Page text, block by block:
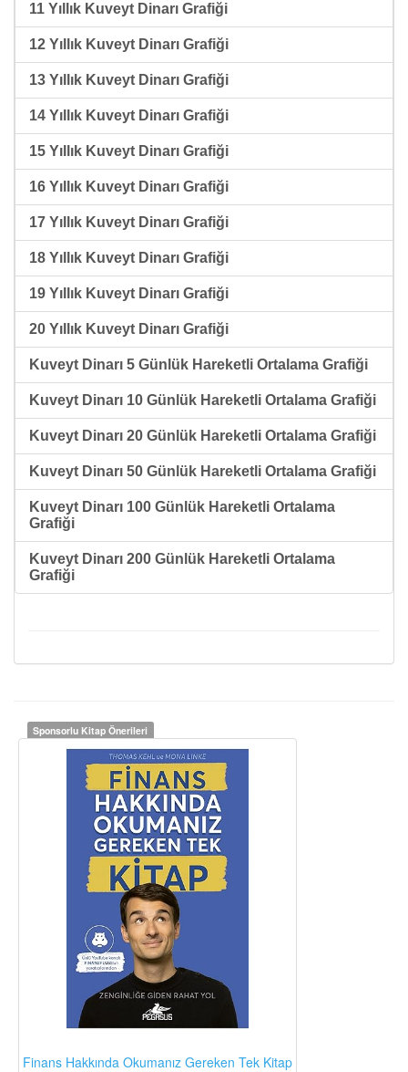
11 Yıllık Kuveyt Dinarı Grafiği
12 Yıllık Kuveyt Dinarı Grafiği
13 Yıllık Kuveyt Dinarı Grafiği
14 Yıllık Kuveyt Dinarı Grafiği
15 Yıllık Kuveyt Dinarı Grafiği
16 Yıllık Kuveyt Dinarı Grafiği
17 Yıllık Kuveyt Dinarı Grafiği
18 Yıllık Kuveyt Dinarı Grafiği
19 Yıllık Kuveyt Dinarı Grafiği
20 Yıllık Kuveyt Dinarı Grafiği
Kuveyt Dinarı 5 Günlük Hareketli Ortalama Grafiği
Kuveyt Dinarı 10 Günlük Hareketli Ortalama Grafiği
Kuveyt Dinarı 20 Günlük Hareketli Ortalama Grafiği
Kuveyt Dinarı 50 Günlük Hareketli Ortalama Grafiği
Kuveyt Dinarı 100 Günlük Hareketli Ortalama
Grafiği
Kuveyt Dinarı 200 Günlük Hareketli Ortalama
Grafiği
Sponsorlu Kitap Önerileri
Finans Hakkında Okumanız Gereken Tek Kitap